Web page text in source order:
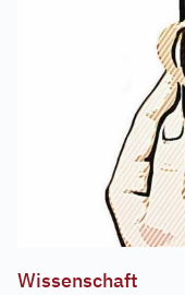
Wissenschaft